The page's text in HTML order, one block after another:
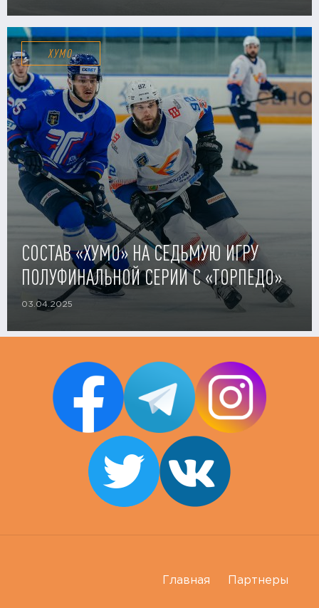
ХУМО
СОСТАВ «ХУМО» НА СЕДЬМУЮ ИГРУ
ПОЛУФИНАЛЬНОЙ СЕРИИ С «ТОРПЕДО»
03.04.2025
Главная Партнеры